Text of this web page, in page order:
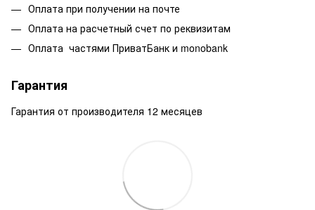
Оплата при получении на почте
Оплата на расчетный счет по реквизитам
Оплата частями ПриватБанк и monobank
Гарантия
Гарантия от производителя 12 месяцев